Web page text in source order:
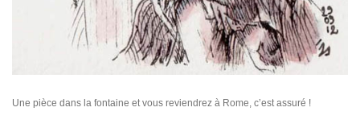
Une pièce dans la fontaine et vous reviendrez à Rome, c’est assuré !